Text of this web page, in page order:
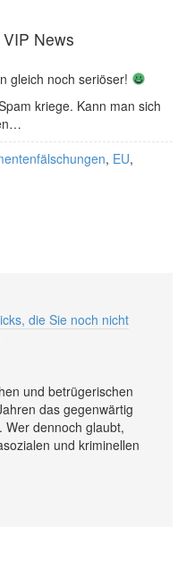
News
gleich noch seriöser!
kriege. Kann man sich
, EU,
die Sie noch nicht
und be­trü­ge­rischen
das ge­gen­wärtig
den­noch glaubt,
und krimi­nellen